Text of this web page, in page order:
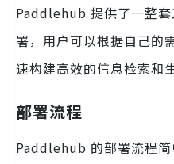
Paddlehub 提供了一整套
署，用户可以根据自己的
速构建高效的信息检索和
部署流程
Paddlehub 的部署流程